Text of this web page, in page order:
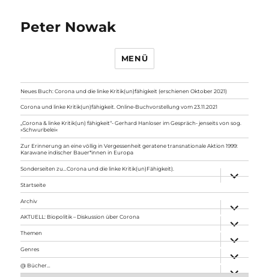
Peter Nowak
MENÜ
Neues Buch: Corona und die linke Kritik(un)fähigkeit (erschienen Oktober 2021)
Corona und linke Kritik(un)fähigkeit. Online-Buchvorstellung vom 23.11.2021
„Corona & linke Kritik(un) fähigkeit“- Gerhard Hanloser im Gespräch- jenseits von sog.
»Schwurbelei«
Zur Erinnerung an eine völlig in Vergessenheit geratene transnationale Aktion 1999:
Karawane indischer Bauer*innen in Europa
Sonderseiten zu…Corona und die linke Kritik(un)Fähigkeit).
anzeigen
Startseite
Archiv
anzeigen
AKTUELL: Biopolitik – Diskussion über Corona
anzeigen
Themen
anzeigen
Genres
anzeigen
@ Bücher…